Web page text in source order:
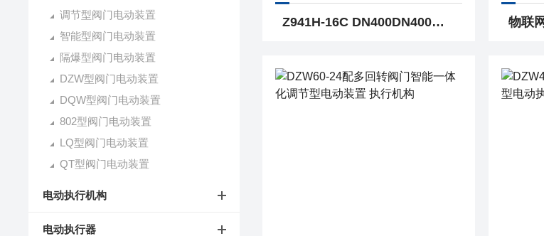
调节型阀门电动装置
智能型阀门电动装置
隔爆型阀门电动装置
DZW型阀门电动装置
DQW型阀门电动装置
802型阀门电动装置
LQ型阀门电动装置
QT型阀门电动装置
电动执行机构
电动执行器
Z941H-16C DN400DN400智能一体化不锈钢电动闸阀 闸阀生产